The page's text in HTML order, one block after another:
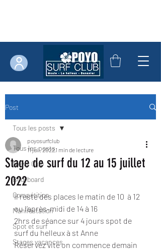
Post
Tous les posts
News Club
Bodyboard
Compétition
Manifestation
Spot et surf
Stages vacances
Tous les posts
Stage de surf du 12 au 15 juillet
2022
poyosurfclub
11 juil. 20221 min de lecture
Il reste des places le matin de 10  à 12
ou l’après-midi de 14 à 16
2hrs de séance sur 4 jours spot de
surf du helleux à st Anne
Réservez vite on commence demain